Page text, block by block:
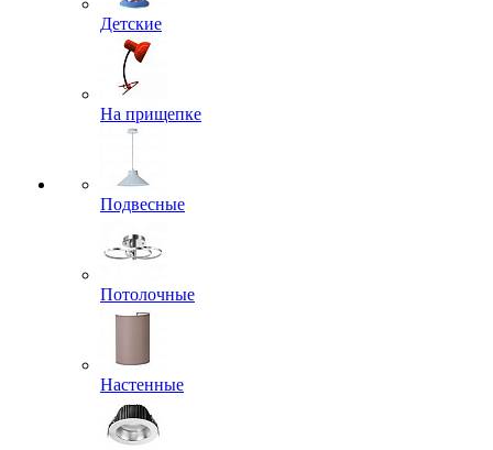
Детские
На прищепке
Подвесные
Потолочные
Настенные